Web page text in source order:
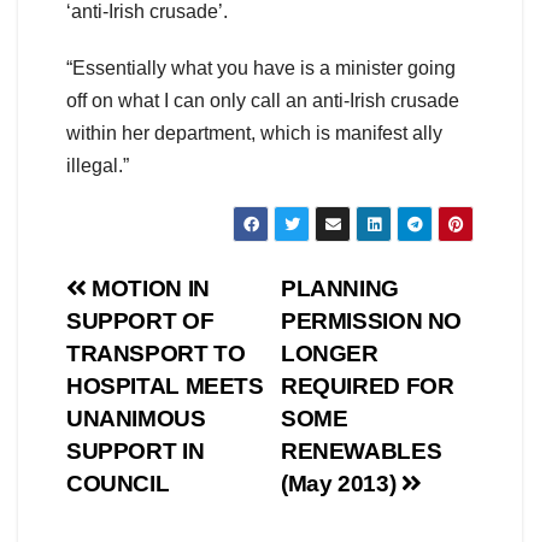
‘anti-Irish crusade’.
“Essentially what you have is a minister going
off on what I can only call an anti-Irish crusade
within her department, which is manifest ally
illegal.”
Post
navigation
PLANNING
PERMISSION NO
LONGER
REQUIRED FOR
SOME
RENEWABLES
(May 2013)
MOTION IN
SUPPORT OF
TRANSPORT TO
HOSPITAL MEETS
UNANIMOUS
SUPPORT IN
COUNCIL